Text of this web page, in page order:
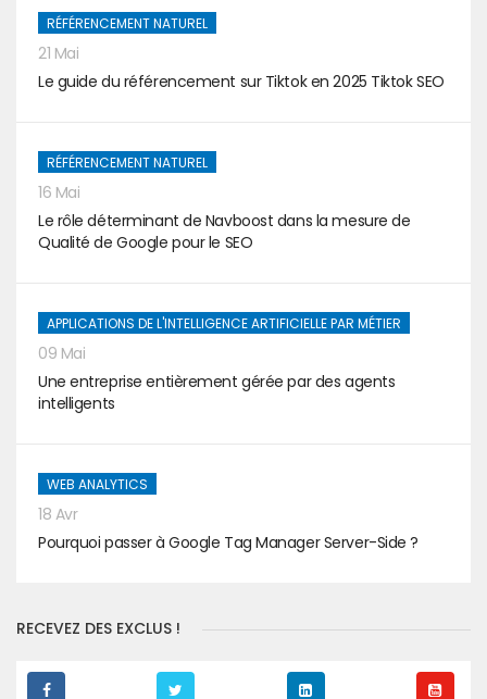
RÉFÉRENCEMENT NATUREL
21 Mai
Le guide du référencement sur Tiktok en 2025 Tiktok SEO
RÉFÉRENCEMENT NATUREL
16 Mai
Le rôle déterminant de Navboost dans la mesure de
Qualité de Google pour le SEO
APPLICATIONS DE L'INTELLIGENCE ARTIFICIELLE PAR MÉTIER
09 Mai
Une entreprise entièrement gérée par des agents
intelligents
WEB ANALYTICS
18 Avr
Pourquoi passer à Google Tag Manager Server-Side ?
RECEVEZ DES EXCLUS !